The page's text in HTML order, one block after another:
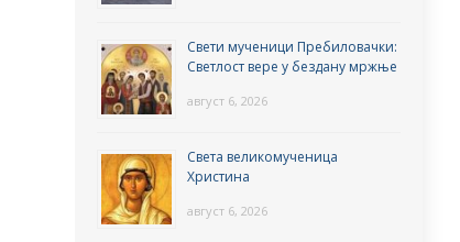
Свети мученици Пребиловачки:
Светлост вере у бездану мржње
август 6, 2026
Света великомученица
Христина
август 6, 2026